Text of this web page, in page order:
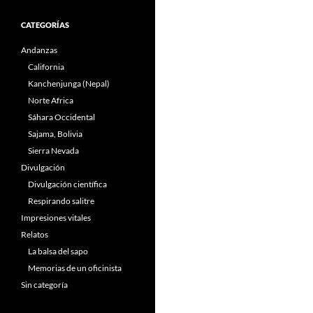
CATEGORÍAS
Andanzas
California
Kanchenjunga (Nepal)
Norte Africa
Sáhara Occidental
Sajama, Bolivia
Sierra Nevada
Divulgación
Divulgación científica
Respirando salitre
Impresiones vitales
Relatos
La balsa del sapo
Memorias de un oficinista
Sin categoría